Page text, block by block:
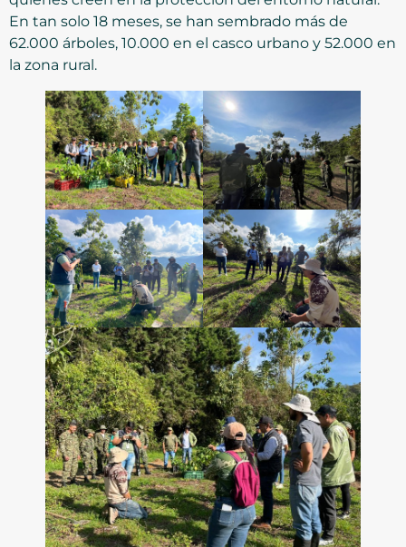
En tan solo 18 meses, se han sembrado más de
62.000 árboles, 10.000 en el casco urbano y 52.000 en
la zona rural.